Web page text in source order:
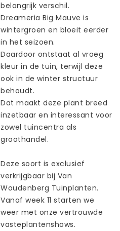
belangrijk verschil.
Dreameria Big Mauve is
wintergroen en bloeit eerder
in het seizoen.
Daardoor ontstaat al vroeg
kleur in de tuin, terwijl deze
ook in de winter structuur
behoudt.
Datmaakt deze plant breed
inzetbaar en interessant voor
zowel tuincentra als
groothandel.
Deze soort isexclusief
verkrijgbaar bij Van
Woudenberg Tuinplanten.
Vanaf week 11starten we
weer met onze vertrouwde
vasteplantenshows.